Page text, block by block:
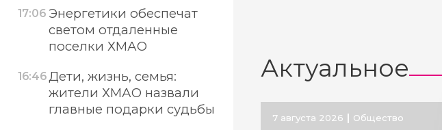
17:06 Энергетики обеспечат
светом отдаленные
поселки ХМАО
16:46Дети, жизнь, семья:
жители ХМАО назвали
главные подарки судьбы
Актуальное
7 августа 2026 Общество